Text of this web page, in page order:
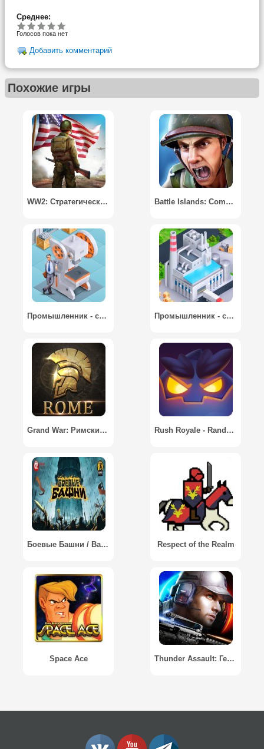
Среднее:
Голосов пока нет
Добавить комментарий
Похожие игры
WW2: Стратегические игры / World War 2: Strategy Games Battle Islands: Commanders
Промышленник - стратегии развития завода / Industrialist – factory development strategy Промышленник - стратегии развития завода
Grand War: Римские стратегии / Grand War: Rome Strategy Games Rush Royale - Random PvP Защита башни
Боевые Башни / Battle Towers Respect of the Realm
Space Ace Thunder Assault: Герой войны